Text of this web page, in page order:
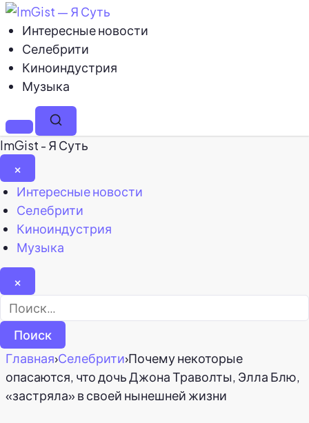
Интересные новости
Селебрити
Киноиндустрия
Музыка
МенюПоиск
ImGist - Я Суть
×
Закрыть
меню
Интересные новости
Селебрити
Киноиндустрия
Музыка
×
Найти:
Главная›Селебрити›Почему некоторые
опасаются, что дочь Джона Траволты, Элла Блю,
«застряла» в своей нынешней жизни